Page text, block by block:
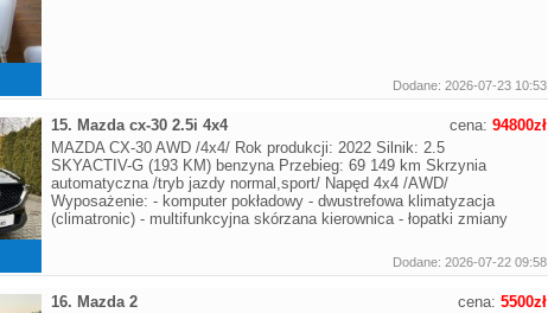
Dodane: 2026-07-23 10:53
15. Mazda cx-30 2.5i 4x4
MAZDA CX-30 AWD /4x4/ Rok produkcji: 2022 Silnik: 2.5
SKYACTIV-G (193 KM) benzyna Przebieg: 69 149 km Skrzynia
automatyczna /tryb jazdy normal,sport/ Napęd 4x4 /AWD/
Wyposażenie: - komputer pokładowy - dwustrefowa klimatyzacja
(climatronic) - multifunkcyjna skórzana kierownica - łopatki zmiany
cena: 94800zł
Dodane: 2026-07-22 09:58
16. Mazda 2
cena: 5500zł